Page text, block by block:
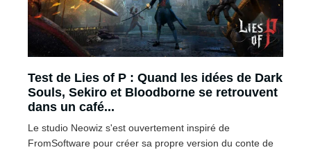
Test de Lies of P : Quand les idées de Dark
Souls, Sekiro et Bloodborne se retrouvent
dans un café...
Le studio Neowiz s'est ouvertement inspiré de
FromSoftware pour créer sa propre version du conte de